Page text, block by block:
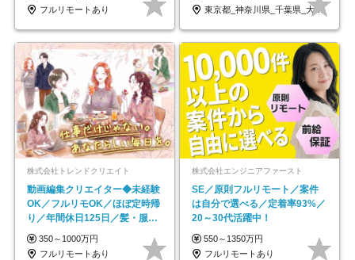
フルリモートあり
東京都_神奈川県_千葉県_大阪府_愛知県…
株式会社トレンドクリエイト
動画編集クリエイター◆未経験
OK／フルリモOK／ほぼ定時帰
り／年間休日125日／髪・服・
ネイル自由／副業OK
350～1000万円
フルリモートあり
株式会社エンジニアファースト
SE／原則フルリモート／案件
は自分で選べる／定着率93%／
20～30代活躍中！
550～1350万円
フルリモートあり